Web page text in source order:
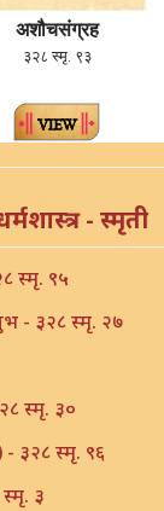
अशौचसंग्रह
३२८ स्मृ. ९३
- स्मृती
स्मृ. ९५
- ३२८ स्मृ. २७
स्मृ. ३०
- ३२८ स्मृ. ९६
३